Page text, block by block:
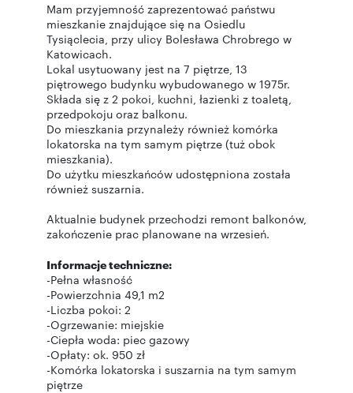
Mam przyjemność zaprezentować państwu
mieszkanie znajdujące się na Osiedlu
Tysiąclecia, przy ulicy Bolesława Chrobrego w
Katowicach.
Lokal usytuowany jest na 7 piętrze, 13
piętrowego budynku wybudowanego w 1975r.
Składa się z 2 pokoi, kuchni, łazienki z toaletą,
przedpokoju oraz balkonu.
Do mieszkania przynależy również komórka
lokatorska na tym samym piętrze (tuż obok
mieszkania).
Do użytku mieszkańców udostępniona została
również suszarnia.
Aktualnie budynek przechodzi remont balkonów,
zakończenie prac planowane na wrzesień.
Informacje techniczne:
-Pełna własność
-Powierzchnia 49,1 m2
-Liczba pokoi: 2
-Ogrzewanie: miejskie
-Ciepła woda: piec gazowy
-Opłaty: ok. 950 zł
-Komórka lokatorska i suszarnia na tym samym
piętrze